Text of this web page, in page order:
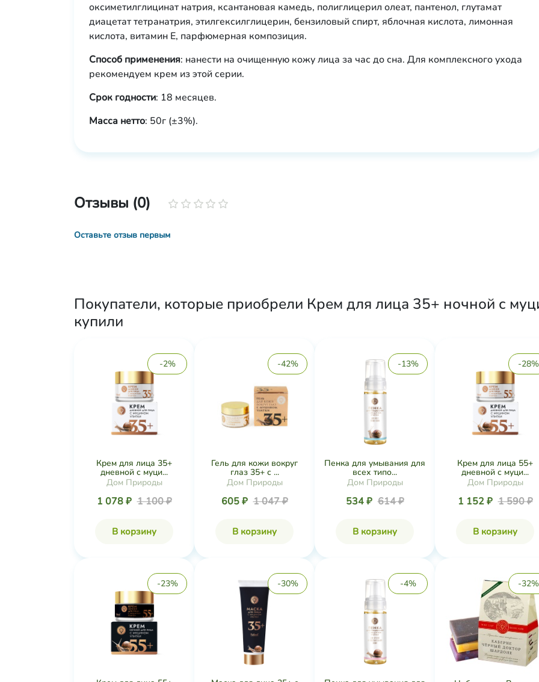
оксиметилглицинат натрия, ксантановая камедь, полиглицерил олеат, пантенол, глутамат
диацетат тетранатрия, этилгексилглицерин, бензиловый спирт, яблочная кислота, лимонная
кислота, витамин Е, парфюмерная композиция.
Способ применения: нанести на очищенную кожу лица за час до сна. Для комплексного ухода
рекомендуем крем из этой серии.
Срок годности: 18 месяцев.
Масса нетто: 50г (±3%).
Отзывы (0)
Оставьте отзыв первым
Покупатели, которые приобрели Крем для лица 35+ ночной с
купили
-2%
Крем для лица 35+
дневной с муци...
Дом Природы
1 078 ₽ 1 100 ₽
В корзину
-42%
Гель для кожи вокруг
глаз 35+ с ...
Дом Природы
605 ₽ 1 047 ₽
В корзину
-13%
Пенка для умывания для
всех типо...
Дом Природы
534 ₽ 614 ₽
В корзину
-28%
Крем для лица 55+
дневной с муци...
Дом Природы
1 152 ₽ 1 590 ₽
В корзину
-23% -30% -4% -32%